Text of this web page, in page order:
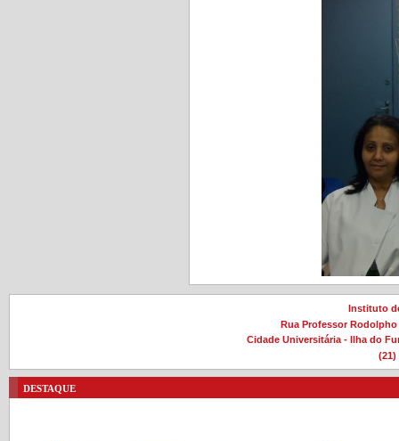
Instituto
Rua Professor Rodolpho
Cidade Universitária - Ilha do
(21)
destaque